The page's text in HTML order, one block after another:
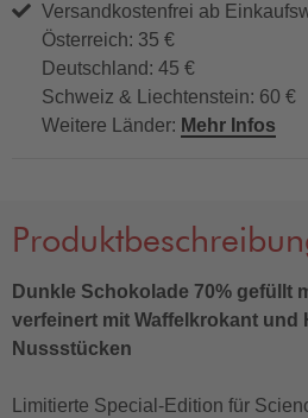
Versandkostenfrei ab
Österreich: 35 €
Deutschland: 45 €
Schweiz & Liechtenstein: 60 €
Weitere Länder: Mehr Infos
Dunkle Schokolade 70% gefüllt
verfeinert mit Waffelkrokant und
Nussstücken
Limitierte Special-Edition für